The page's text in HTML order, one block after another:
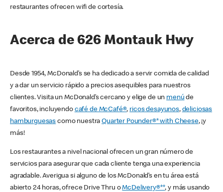
restaurantes ofrecen wifi de cortesía.
Acerca de 626 Montauk Hwy
Desde 1954, McDonald’s se ha dedicado a servir comida de calidad
y a dar un servicio rápido a precios asequibles para nuestros
clientes. Visita un McDonald’s cercano y elige de un menú de
favoritos, incluyendo café de McCafé®, ricos desayunos, deliciosas
hamburguesas como nuestraQuarter Pounder®* with Cheese, ¡y
más!
Los restaurantes a nivel nacional ofrecen un gran número de
servicios para asegurar que cada cliente tenga una experiencia
agradable. Averigua si alguno de los McDonald’s en tu área está
abierto 24 horas, ofrece Drive Thru oMcDelivery®**, y más usando